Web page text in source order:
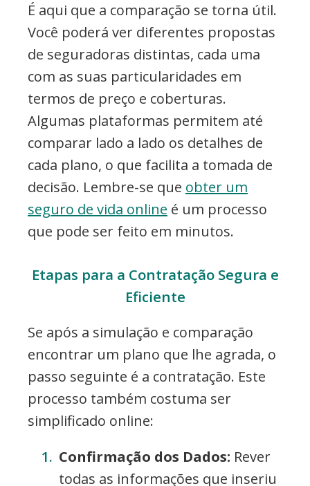
É aqui que a comparação se torna útil.
Você poderá ver diferentes propostas
de seguradoras distintas, cada uma
com as suas particularidades em
termos de preço e coberturas.
Algumas plataformas permitem até
comparar lado a lado os detalhes de
cada plano, o que facilita a tomada de
decisão. Lembre-se que obter um
seguro de vida online é um processo
que pode ser feito em minutos.
Etapas para a Contratação Segura e
Eficiente
Se após a simulação e comparação
encontrar um plano que lhe agrada, o
passo seguinte é a contratação. Este
processo também costuma ser
simplificado online:
Confirmação dos Dados: Rever
todas as informações que inseriu